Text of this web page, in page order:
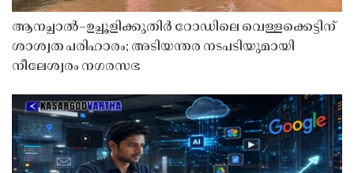
ആനച്ചാൽ–ഉച്ചൂളിക്കുതിർ റോഡിലെ വെള്ളക്കെട്ടിന്
ശാശ്വത പരിഹാരം; അടിയന്തര നടപടിയുമായി
നീലേശ്വരം നഗരസഭ